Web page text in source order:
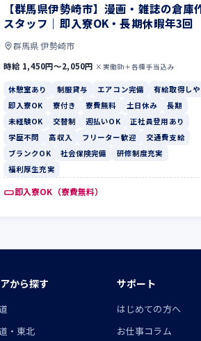
【群馬県伊勢崎市】漫画・雑誌の倉庫
スタッフ｜即入寮OK・長期休暇年3回
群馬県 伊勢崎市
時給 1,450円〜2,050円 ×実働8h＋各種手当込み
休憩室あり 制服貸与 エアコン完備
有給取得し
即入寮OK
寮付き 寮費無料 土日休み
長期
未経験OK
交替制 週払いOK
正社員登用あり
学歴不問
高収入 フリーター歓迎
交通費支給
ブランクOK
社会保険完備
研修制度充実
福利厚生充実
即入寮OK（寮費無料）
から探す
・東北
サポート
はじめての方へ
お仕事コラム